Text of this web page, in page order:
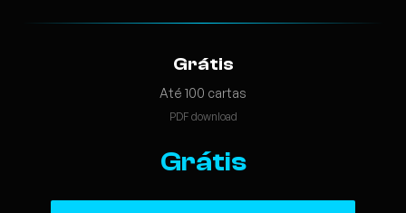
Grátis
Até 100 cartas
PDF download
Grátis